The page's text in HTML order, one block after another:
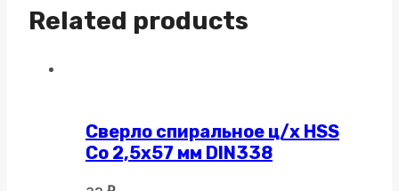
Related products
Сверло спиральное ц/х HSS
Co 2,5х57 мм DIN338